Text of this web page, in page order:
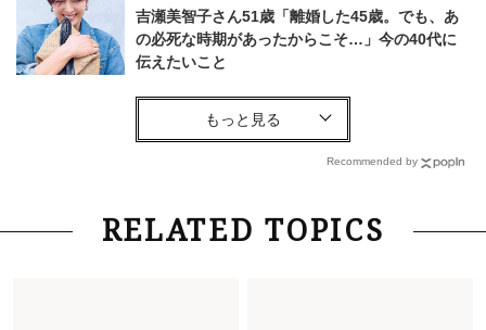
吉瀬美智子さん51歳「離婚した45歳。でも、あ
の必死な時期があったからこそ…」今の40代に
伝えたいこと
Fashion
【40代コンサバ派】白Tシャツは「パール×ゴー
Lifestyle 2026.7.29
「お若いですね」は褒め言葉？“若い＝美しい”と
Recommended by
RELATED TOPICS